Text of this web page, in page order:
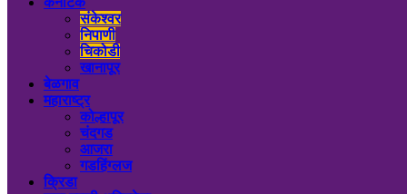
संकेश्वर
निपाणी
चिकोडी
खानापूर
बेळगाव
महाराष्ट्र
कोल्हापूर
चंदगड
आजरा
गडहिंग्लज
क्रिडा